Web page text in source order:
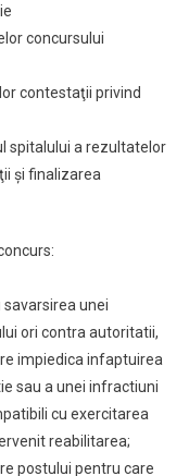
concursului
contestaţii privind
spitalului a rezultatelor
şi finalizarea
unei
ori contra autoritatii,
impiedica infaptuirea
sau a unei infractiuni
cu exercitarea
reabilitarea;
postului pentru care